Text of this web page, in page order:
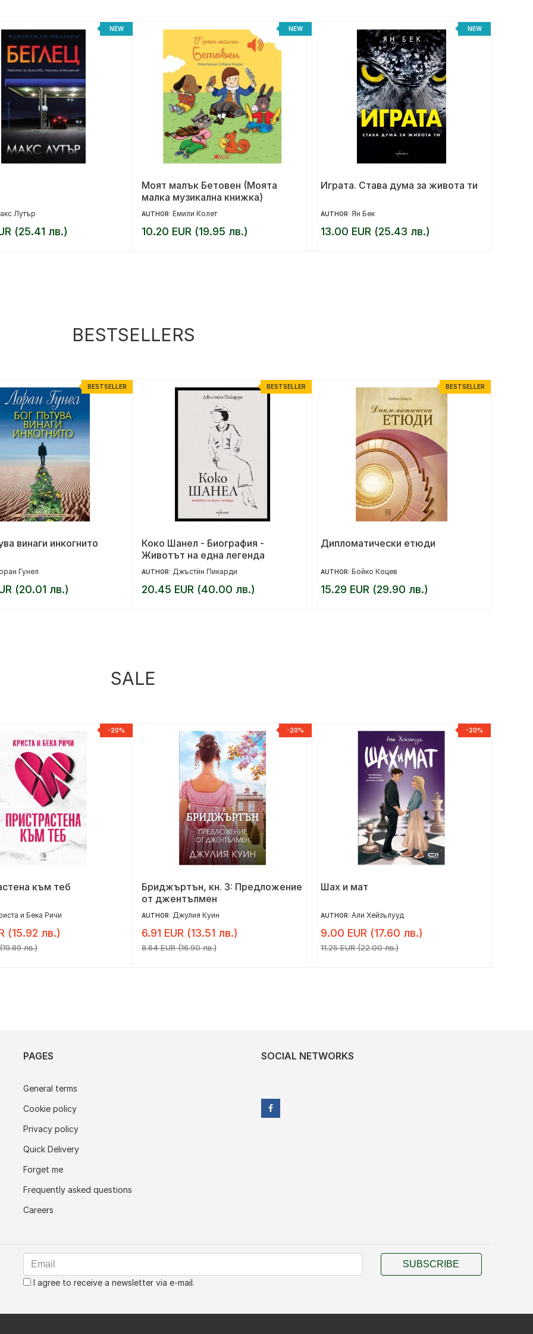
NEW
Лутър
(25.41 лв.)
NEW
Моят малък Бетовен (Моята
малка музикална книжка)
AUTHOR: Емили Колет
10.20 EUR (19.95 лв.)
NEW
Играта. Става дума за живота ти
AUTHOR: Ян Бек
13.00 EUR (25.43 лв.)
BESTSELLERS
BESTSELLER
винаги инкогнито
Гунел
(20.01 лв.)
BESTSELLER
Коко Шанел - Биография -
Животът на една легенда
AUTHOR: Джъстѝн Пикарди
20.45 EUR (40.00 лв.)
BESTSELLER
Дипломатически етюди
AUTHOR: Бойко Коцев
15.29 EUR (29.90 лв.)
SALE
-20%
към теб
и Бека Ричи
(15.92 лв.)
лв.)
-20%
Бриджъртън, кн. 3: Предложение
от джентълмен
AUTHOR: Джулия Куин
6.91 EUR (13.51 лв.)
8.64 EUR (16.90 лв.)
-20%
Шах и мат
AUTHOR: Али Хейзълууд
9.00 EUR (17.60 лв.)
11.25 EUR (22.00 лв.)
PAGES
General terms
Cookie policy
Privacy policy
Quick Delivery
Forget me
Frequently asked questions
Careers
SOCIAL NETWORKS
I agree to receive a newsletter via e-mail.
SUBSCRIBE